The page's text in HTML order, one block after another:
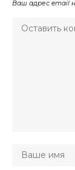
Ваш адрес email